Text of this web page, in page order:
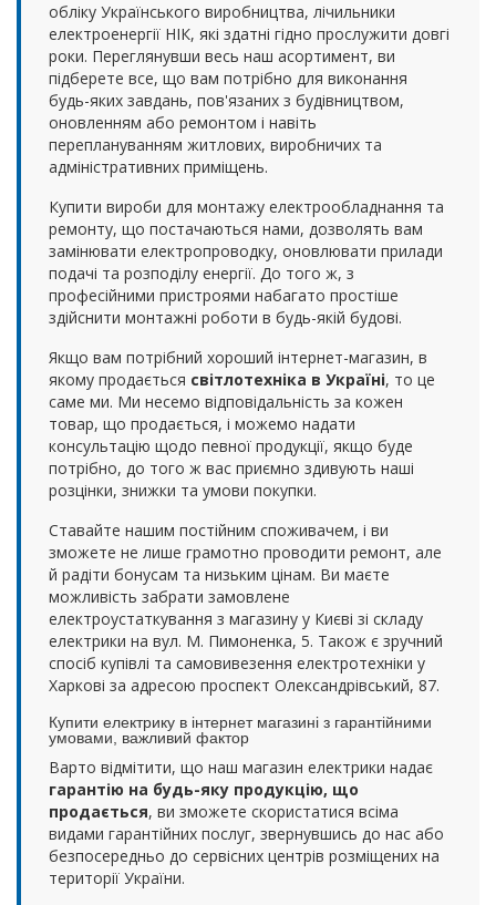
обліку Українського виробництва, лічильники
електроенергії НІК, які здатні гідно прослужити довгі
роки. Переглянувши весь наш асортимент, ви
підберете все, що вам потрібно для виконання
будь-яких завдань, пов'язаних з будівництвом,
оновленням або ремонтом і навіть
переплануванням житлових, виробничих та
адміністративних приміщень.
Купити вироби для монтажу електрообладнання та
ремонту, що постачаються нами, дозволять вам
замінювати електропроводку, оновлювати прилади
подачі та розподілу енергії. До того ж, з
професійними пристроями набагато простіше
здійснити монтажні роботи в будь-якій будові.
Якщо вам потрібний хороший інтернет-магазин, в
якому продається світлотехніка в Україні, то це
саме ми. Ми несемо відповідальність за кожен
товар, що продається, і можемо надати
консультацію щодо певної продукції, якщо буде
потрібно, до того ж вас приємно здивують наші
розцінки, знижки та умови покупки.
Ставайте нашим постійним споживачем, і ви
зможете не лише грамотно проводити ремонт, але
й радіти бонусам та низьким цінам. Ви маєте
можливість забрати замовлене
електроустаткування з магазину у Києві зі складу
електрики на вул. М. Пимоненка, 5. Також є зручний
спосіб купівлі та самовивезення електротехніки у
Харкові за адресою проспект Олександрівський, 87.
Купити електрику в інтернет магазині з гарантійними
умовами, важливий фактор
Варто відмітити, що наш магазин електрики надає
гарантію на будь-яку продукцію, що
продається, ви зможете скористатися всіма
видами гарантійних послуг, звернувшись до нас або
безпосередньо до сервісних центрів розміщених на
території України.